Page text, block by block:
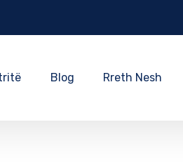
Blog Rreth Nesh